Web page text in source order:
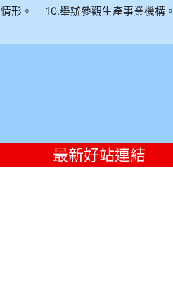
情形。 10.舉辦參觀生產事業機構
最新好站連結